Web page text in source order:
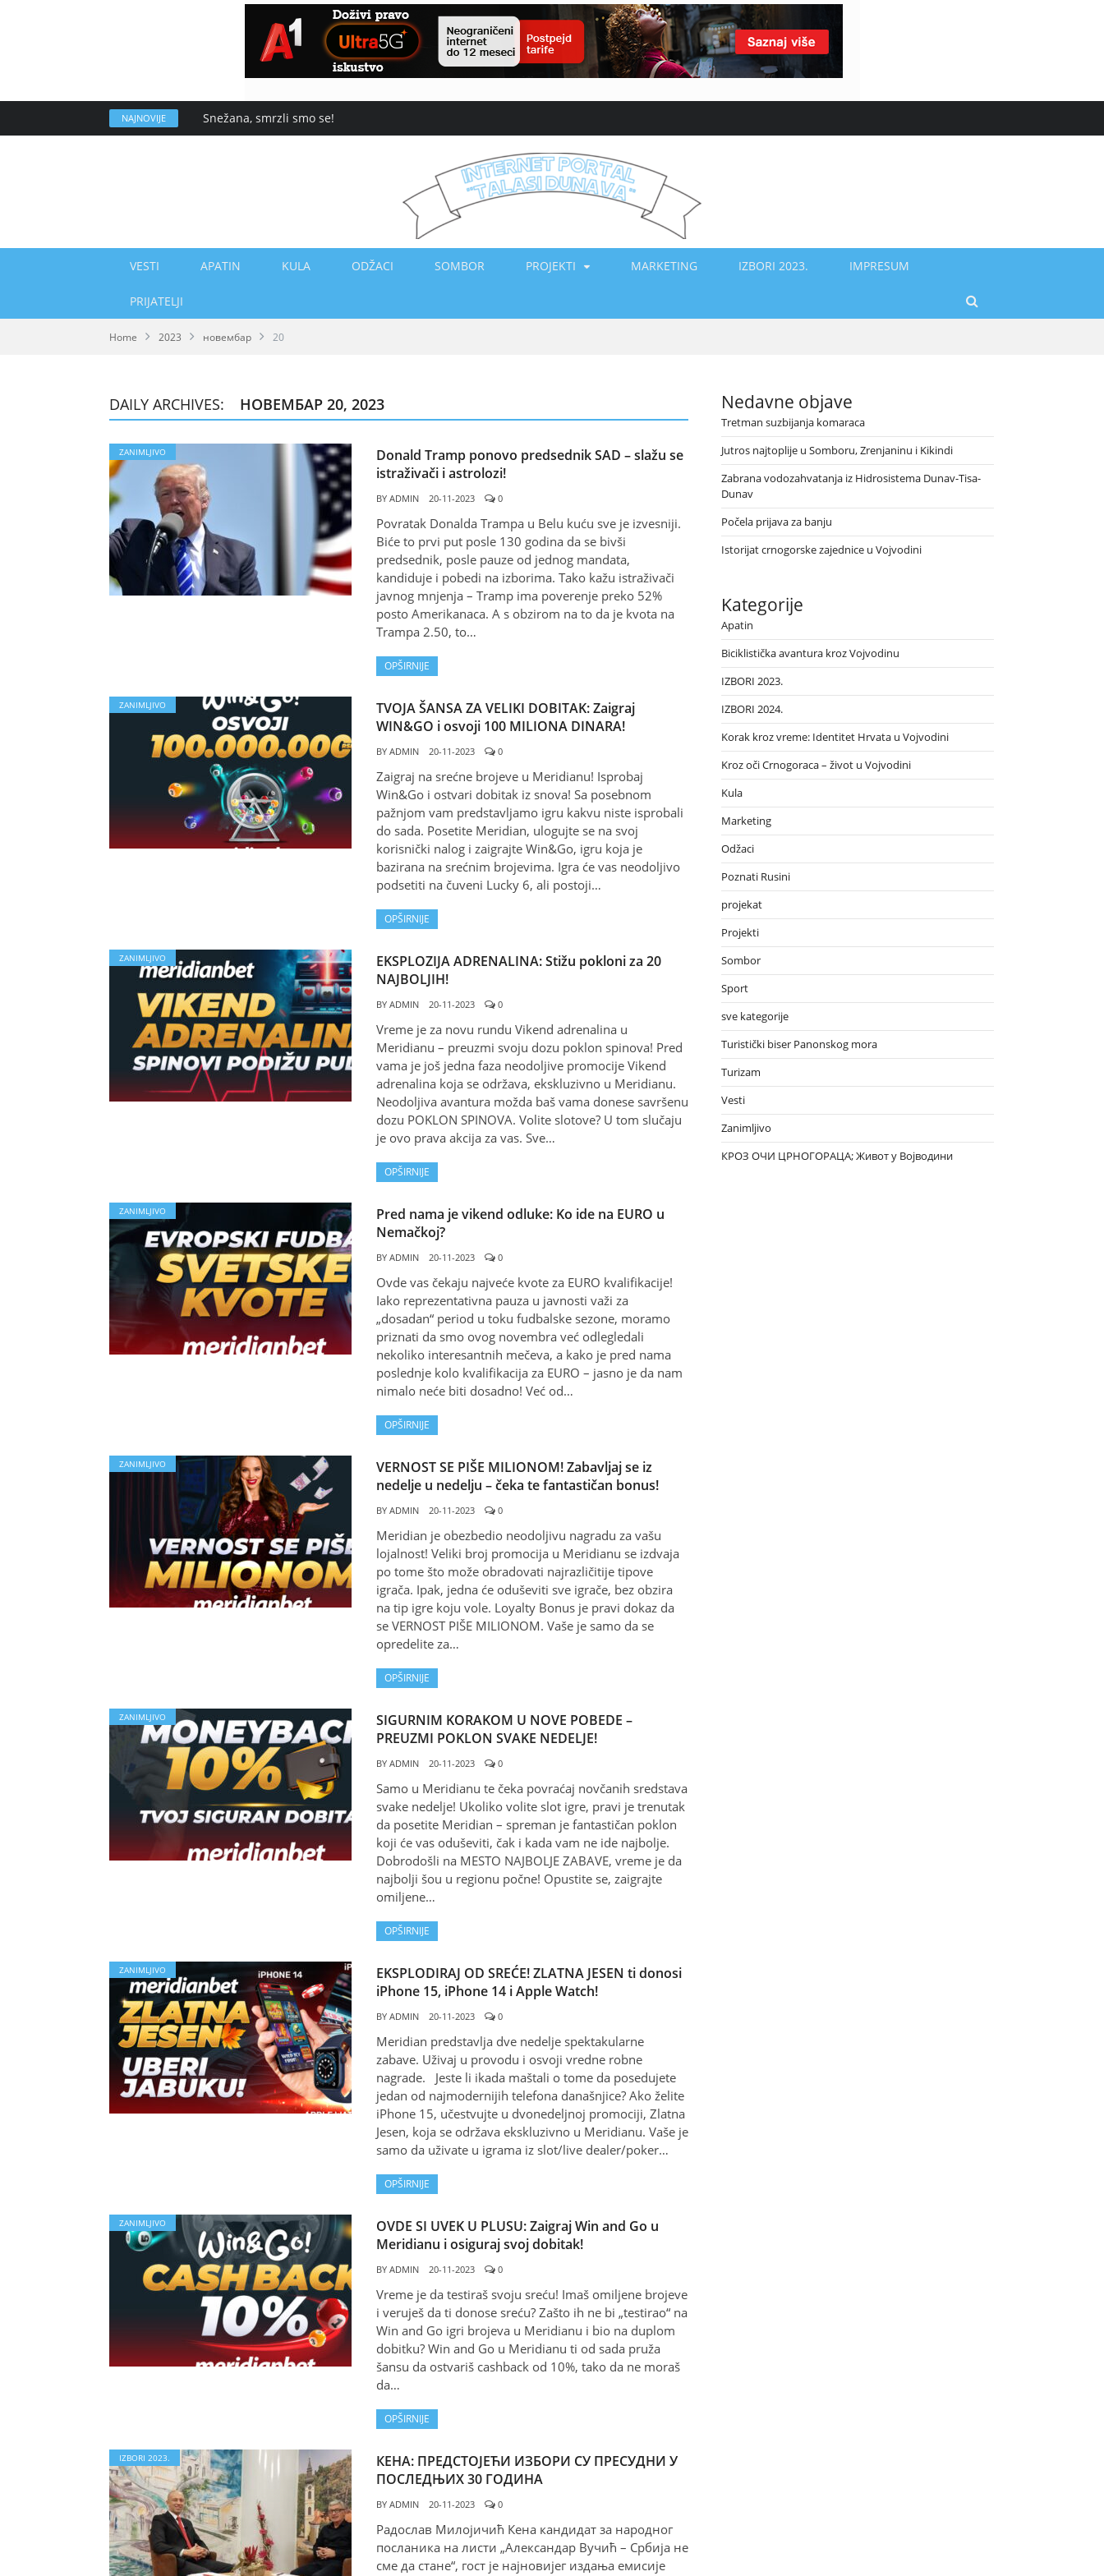
NAJNOVIJE Snežana, smrzli smo se!
VESTI APATIN KULA ODŽACI SOMBOR PROJEKTI MARKETING IZBORI 2023. IMPRESUM
PRIJATELJI
Home 2023 новембар 20
DAILY ARCHIVES: НОВЕМБАР 20, 2023
ZANIMLJIVO
Donald Tramp ponovo predsednik SAD – slažu se
istraživači i astrolozi!
BY ADMIN 20-11-2023 0
Povratak Donalda Trampa u Belu kuću sve je izvesniji.
Biće to prvi put posle 130 godina da se bivši
predsednik, posle pauze od jednog mandata,
kandiduje i pobedi na izborima. Tako kažu istraživači
javnog mnjenja – Tramp ima poverenje preko 52%
posto Amerikanaca. A s obzirom na to da je kvota na
Trampa 2.50, to…
OPŠIRNIJE
ZANIMLJIVO
TVOJA ŠANSA ZA VELIKI DOBITAK: Zaigraj
WIN&GO i osvoji 100 MILIONA DINARA!
BY ADMIN 20-11-2023 0
Zaigraj na srećne brojeve u Meridianu! Isprobaj
Win&Go i ostvari dobitak iz snova! Sa posebnom
pažnjom vam predstavljamo igru kakvu niste isprobali
do sada. Posetite Meridian, ulogujte se na svoj
korisnički nalog i zaigrajte Win&Go, igru koja je
bazirana na srećnim brojevima. Igra će vas neodoljivo
podsetiti na čuveni Lucky 6, ali postoji…
OPŠIRNIJE
ZANIMLJIVO
EKSPLOZIJA ADRENALINA: Stižu pokloni za 20
NAJBOLJIH!
BY ADMIN 20-11-2023 0
Vreme je za novu rundu Vikend adrenalina u
Meridianu – preuzmi svoju dozu poklon spinova! Pred
vama je još jedna faza neodoljive promocije Vikend
adrenalina koja se održava, ekskluzivno u Meridianu.
Neodoljiva avantura možda baš vama donese savršenu
dozu POKLON SPINOVA. Volite slotove? U tom slučaju
je ovo prava akcija za vas. Sve…
OPŠIRNIJE
ZANIMLJIVO
Pred nama je vikend odluke: Ko ide na EURO u
Nemačkoj?
BY ADMIN 20-11-2023 0
Ovde vas čekaju najveće kvote za EURO kvalifikacije!
Iako reprezentativna pauza u javnosti važi za
„dosadan“ period u toku fudbalske sezone, moramo
priznati da smo ovog novembra već odlegledali
nekoliko interesantnih mečeva, a kako je pred nama
poslednje kolo kvalifikacija za EURO – jasno je da nam
nimalo neće biti dosadno! Već od…
OPŠIRNIJE
ZANIMLJIVO
VERNOST SE PIŠE MILIONOM! Zabavljaj se iz
nedelje u nedelju – čeka te fantastičan bonus!
BY ADMIN 20-11-2023 0
Meridian je obezbedio neodoljivu nagradu za vašu
lojalnost! Veliki broj promocija u Meridianu se izdvaja
po tome što može obradovati najrazličitije tipove
igrača. Ipak, jedna će oduševiti sve igrače, bez obzira
na tip igre koju vole. Loyalty Bonus je pravi dokaz da
se VERNOST PIŠE MILIONOM. Vaše je samo da se
opredelite za…
OPŠIRNIJE
ZANIMLJIVO
SIGURNIM KORAKOM U NOVE POBEDE –
PREUZMI POKLON SVAKE NEDELJE!
BY ADMIN 20-11-2023 0
Samo u Meridianu te čeka povraćaj novčanih sredstava
svake nedelje! Ukoliko volite slot igre, pravi je trenutak
da posetite Meridian – spreman je fantastičan poklon
koji će vas oduševiti, čak i kada vam ne ide najbolje.
Dobrodošli na MESTO NAJBOLJE ZABAVE, vreme je da
najbolji šou u regionu počne! Opustite se, zaigrajte
omiljene…
OPŠIRNIJE
ZANIMLJIVO
EKSPLODIRAJ OD SREĆE! ZLATNA JESEN ti donosi
iPhone 15, iPhone 14 i Apple Watch!
BY ADMIN 20-11-2023 0
Meridian predstavlja dve nedelje spektakularne
zabave. Uživaj u provodu i osvoji vredne robne
nagrade. Jeste li ikada maštali o tome da posedujete
jedan od najmodernijih telefona današnjice? Ako želite
iPhone 15, učestvujte u dvonedeljnoj promociji, Zlatna
Jesen, koja se održava ekskluzivno u Meridianu. Vaše je
samo da uživate u igrama iz slot/live dealer/poker…
OPŠIRNIJE
ZANIMLJIVO
OVDE SI UVEK U PLUSU: Zaigraj Win and Go u
Meridianu i osiguraj svoj dobitak!
BY ADMIN 20-11-2023 0
Vreme je da testiraš svoju sreću! Imaš omiljene brojeve
i veruješ da ti donose sreću? Zašto ih ne bi „testirao“ na
Win and Go igri brojeva u Meridianu i bio na duplom
dobitku? Win and Go u Meridianu ti od sada pruža
šansu da ostvariš cashback od 10%, tako da ne moraš
da…
OPŠIRNIJE
IZBORI 2023.
КЕНА: ПРЕДСТОЈЕЋИ ИЗБОРИ СУ ПРЕСУДНИ У
ПОСЛЕДЊИХ 30 ГОДИНА
BY ADMIN 20-11-2023 0
Радослав Милојичић Кена кандидат за народног
посланика на листи „Александар Вучић – Србија не
сме да стане“, гост је најновијег издања емисије
Nedavne objave
Tretman suzbijanja komaraca
Jutros najtoplije u Somboru, Zrenjaninu i Kikindi
Zabrana vodozahvatanja iz Hidrosistema Dunav-Tisa-
Dunav
Počela prijava za banju
Istorijat crnogorske zajednice u Vojvodini
Kategorije
Apatin
Biciklistička avantura kroz Vojvodinu
IZBORI 2023.
IZBORI 2024.
Korak kroz vreme: Identitet Hrvata u Vojvodini
Kroz oči Crnogoraca – život u Vojvodini
Kula
Marketing
Odžaci
Poznati Rusini
projekat
Projekti
Sombor
Sport
sve kategorije
Turistički biser Panonskog mora
Turizam
Vesti
Zanimljivo
КРОЗ ОЧИ ЦРНОГОРАЦА; Живот у Војводини